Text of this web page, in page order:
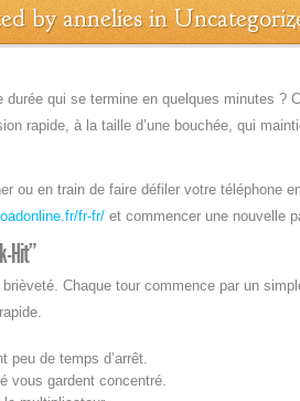
by anneliesin
durée qui se termine en quelques minutes ?
rapide, à la taille d’une bouchée, qui
ou en train de faire défiler votre téléphone
fr-fr/et commencer une nouvelle
Chaque tour commence par un
peu de temps d’arrêt.
vous gardent concentré.